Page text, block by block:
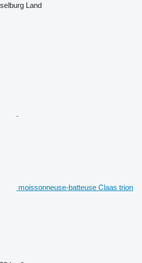
Land
moissonneuse-batteuse Claas trion